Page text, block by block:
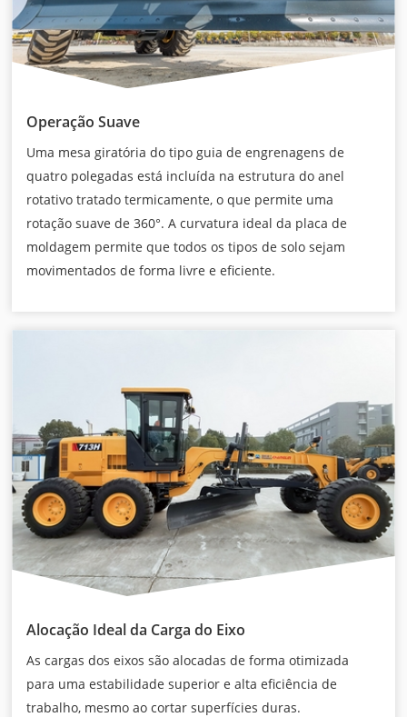
Operação Suave
Uma mesa giratória do tipo guia de engrenagens de
quatro polegadas está incluída na estrutura do anel
rotativo tratado termicamente, o que permite uma
rotação suave de 360°. A curvatura ideal da placa de
moldagem permite que todos os tipos de solo sejam
movimentados de forma livre e eficiente.
Alocação Ideal da Carga do Eixo
As cargas dos eixos são alocadas de forma otimizada
para uma estabilidade superior e alta eficiência de
trabalho, mesmo ao cortar superfícies duras.